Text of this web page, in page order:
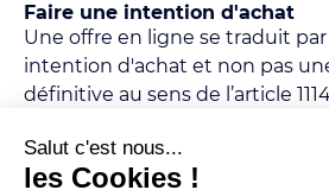
Faire une intention d'achat
Une offre en ligne se traduit
intention d'achat et non pas
définitive au sens de l’article
l'agence.